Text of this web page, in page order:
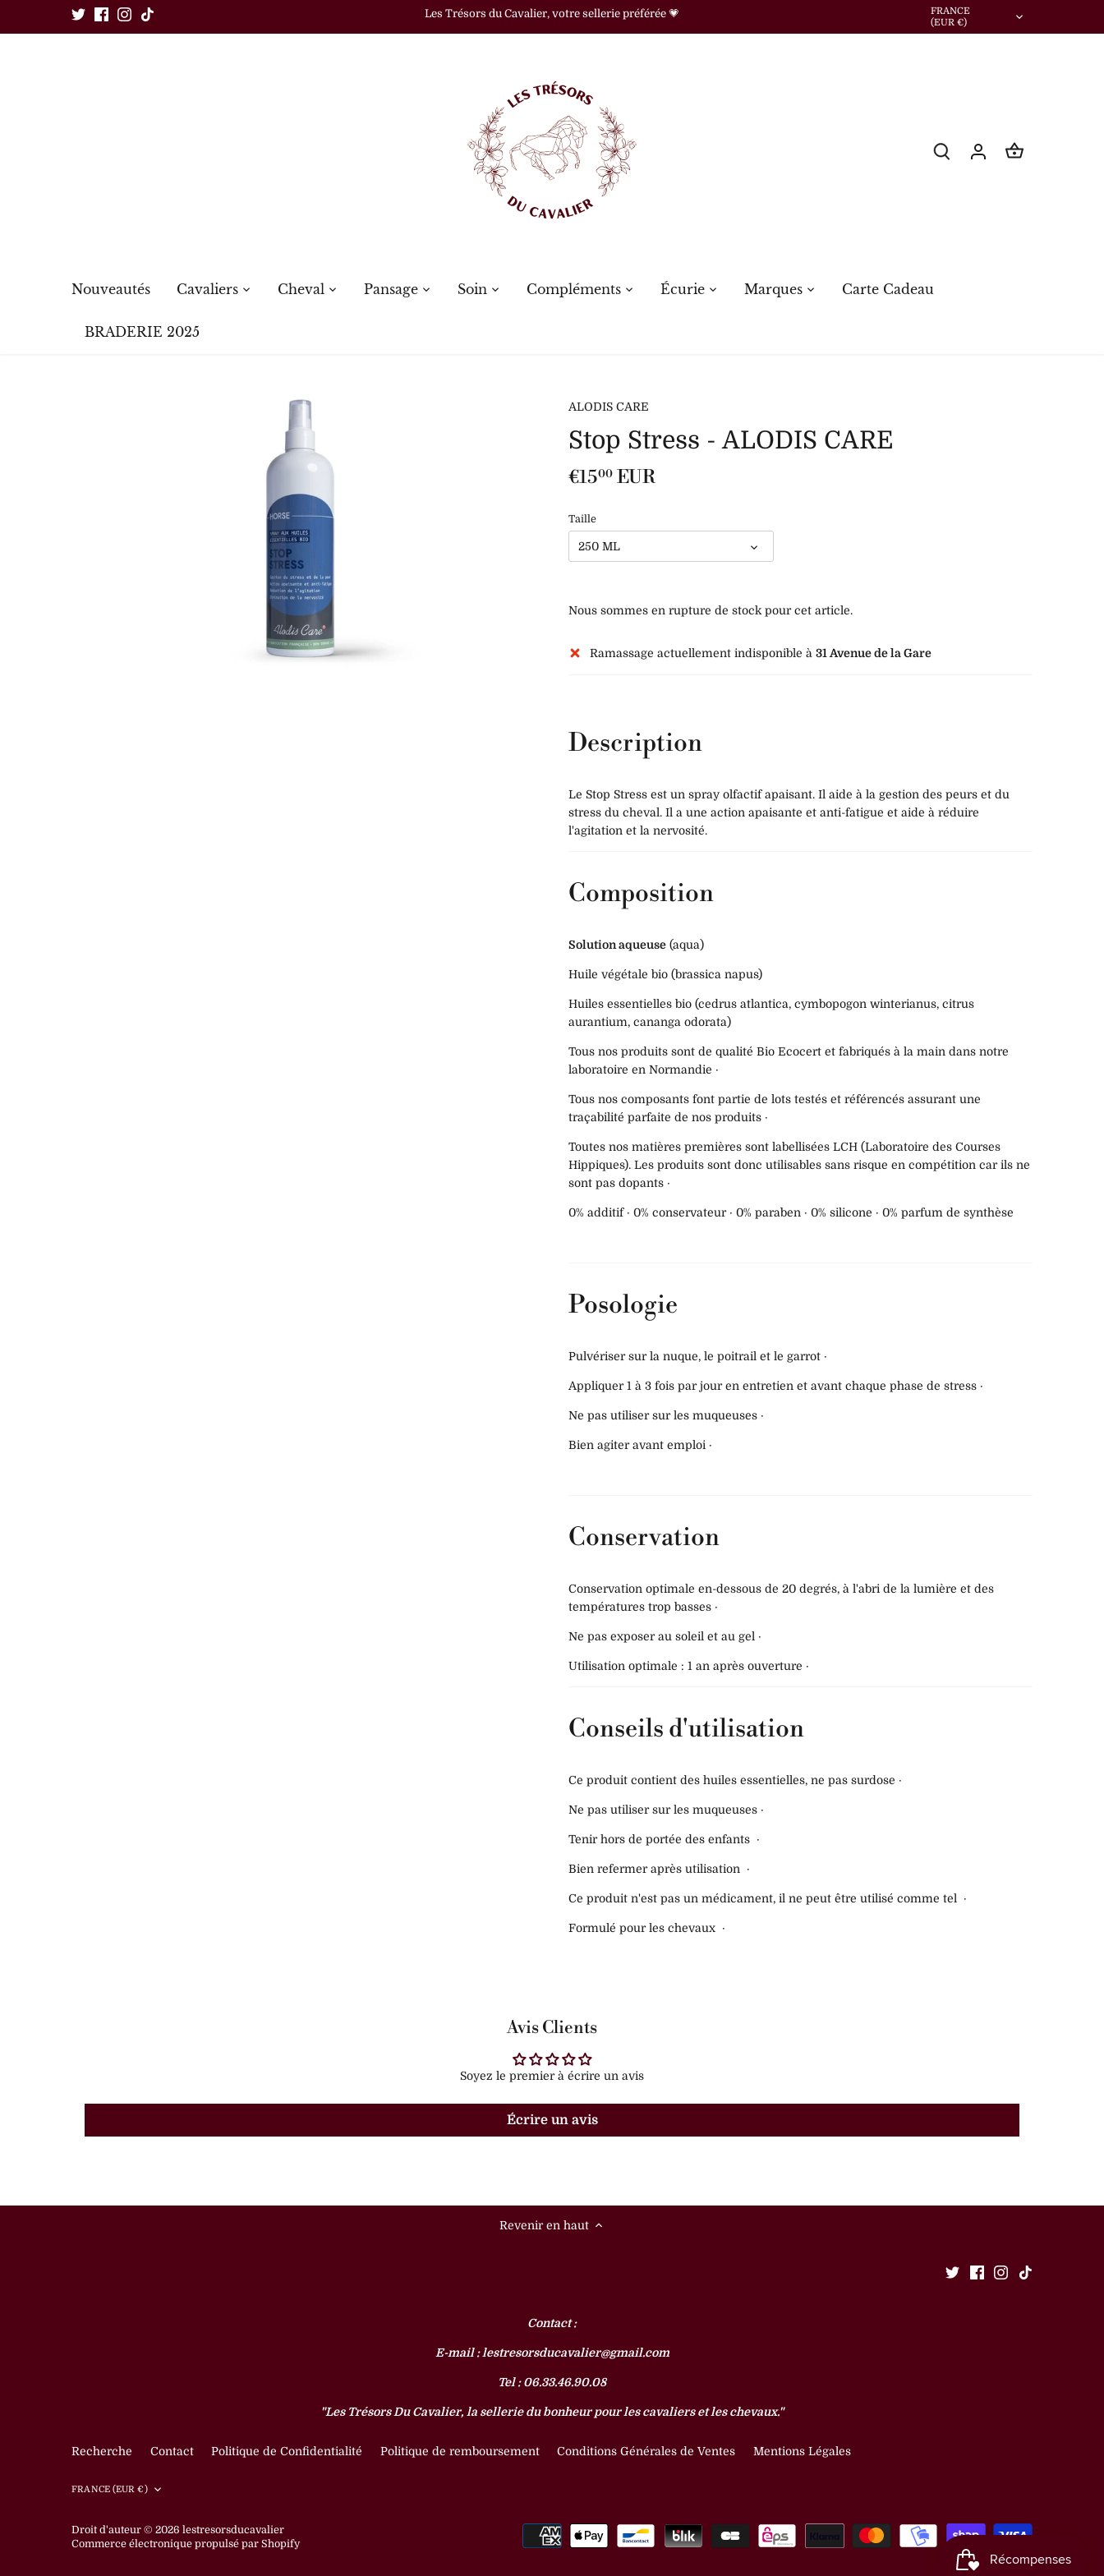
contenu
Les Trésors du Cavalier, votre sellerie préférée 💗 Devise
FRANCE
(EUR €)
Nouveautés Cavaliers Cheval Pansage Soin Compléments Écurie Marques Carte Cadeau
BRADERIE 2025
ALODIS CARE
Stop Stress - ALODIS CARE
€1500 EUR
Taille
250 ML
Nous sommes en rupture de stock pour cet article.
Ramassage actuellement indisponible à 31 Avenue de la Gare
Description
Le Stop Stress est un spray olfactif apaisant. Il aide à la gestion des peurs et du
stress du cheval. Il a une action apaisante et anti-fatigue et aide à réduire
l'agitation et la nervosité.
Composition
Solution aqueuse (aqua)
Huile végétale bio (brassica napus)
Huiles essentielles bio (cedrus atlantica, cymbopogon winterianus, citrus
aurantium, cananga odorata)
Tous nos produits sont de qualité Bio Ecocert et fabriqués à la main dans notre
laboratoire en Normandie ·
Tous nos composants font partie de lots testés et référencés assurant une
traçabilité parfaite de nos produits ·
Toutes nos matières premières sont labellisées LCH (Laboratoire des Courses
Hippiques). Les produits sont donc utilisables sans risque en compétition car ils ne
sont pas dopants ·
0% additif · 0% conservateur · 0% paraben · 0% silicone · 0% parfum de synthèse
Posologie
Pulvériser sur la nuque, le poitrail et le garrot ·
Appliquer 1 à 3 fois par jour en entretien et avant chaque phase de stress ·
Ne pas utiliser sur les muqueuses ·
Bien agiter avant emploi ·
Conservation
Conservation optimale en-dessous de 20 degrés, à l'abri de la lumière et des
températures trop basses ·
Ne pas exposer au soleil et au gel ·
Utilisation optimale : 1 an après ouverture ·
Conseils d'utilisation
Ce produit contient des huiles essentielles, ne pas surdose ·
Ne pas utiliser sur les muqueuses ·
Tenir hors de portée des enfants ·
Bien refermer après utilisation ·
Ce produit n'est pas un médicament, il ne peut être utilisé comme tel ·
Formulé pour les chevaux ·
Avis Clients
Soyez le premier à écrire un avis
Écrire un avis
Revenir en haut
Contact :
E-mail : lestresorsducavalier@gmail.com
Tel : 06.33.46.90.08
"Les Trésors Du Cavalier, la sellerie du bonheur pour les cavaliers et les chevaux."
Recherche Contact Politique de Confidentialité Politique de remboursement Conditions Générales de Ventes Mentions Légales
Devise
FRANCE (EUR €)
Droit d'auteur © 2026lestresorsducavalier
Commerce électronique propulsé par Shopify